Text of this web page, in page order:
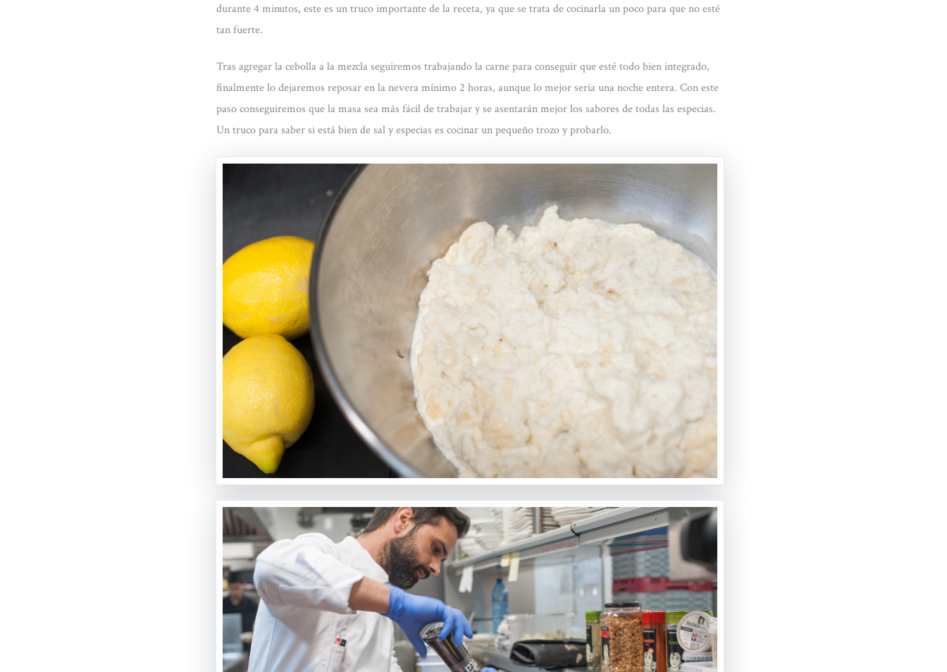
durante 4 minutos, este es un truco importante de la receta, ya que se trata de cocinarla un poco para que no esté
tan fuerte.
Tras agregar la cebolla a la mezcla seguiremos trabajando la carne para conseguir que esté todo bien integrado,
finalmente lo dejaremos reposar en la nevera mínimo 2 horas, aunque lo mejor sería una noche entera. Con este
paso conseguiremos que la masa sea más fácil de trabajar y se asentarán mejor los sabores de todas las especias.
Un truco para saber si está bien de sal y especias es cocinar un pequeño trozo y probarlo.